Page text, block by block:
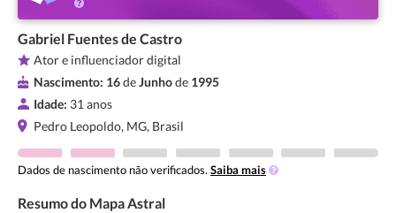
Gabriel Fuentes de Castro
Ator e influenciador digital
Nascimento: 16deJunhode 1995
Idade: 31 anos
Pedro Leopoldo, MG, Brasil
Dados de nascimento não verificados. Saiba mais
Resumo do Mapa Astral